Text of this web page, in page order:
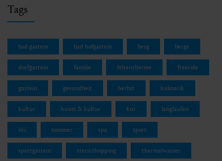
Tags
bad gastein bad hofgastein berg berge
dorfgastein familie felsentherme freeride
gastein gesundheit herbst kulinarik
kultur kunst & kultur kur langlaufen
ski sommer spa sport
sportgastein stern:shopping thermalwasser